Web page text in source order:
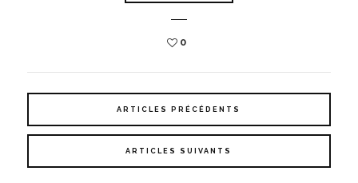
0
ARTICLES PRÉCÉDENTS
ARTICLES SUIVANTS